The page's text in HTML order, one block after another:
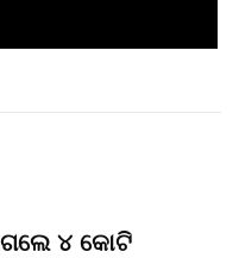
୪ କୋଟି